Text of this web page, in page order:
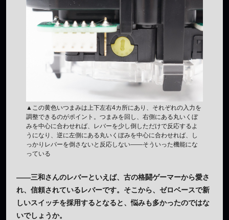
▲この黄色いつまみは上下左右4カ所にあり、それぞれの入力を
調整できるのがポイント。つまみを回し、右側にある丸いくぼ
みを中心に合わせれば、レバーを少し倒しただけで反応するよ
うになり、逆に左側にある丸いくぼみを中心に合わせれば、し
っかりレバーを倒さないと反応しない——そういった機能にな
っている
——三和さんのレバーといえば、古の格闘ゲーマーから愛さ
れ、信頼されているレバーです。そこから、ゼロベースで新
しいスイッチを採用するとなると、悩みも多かったのではな
いでしょうか。